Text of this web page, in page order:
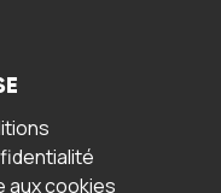
aux cookies